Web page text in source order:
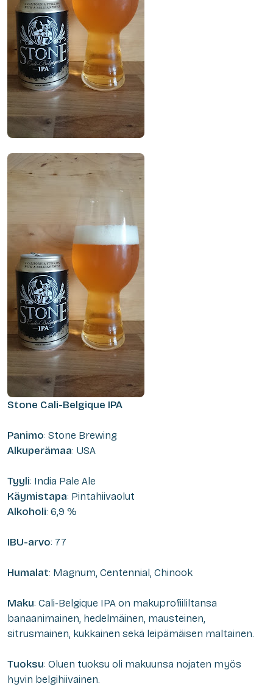
Stone Cali-Belgique IPA
Panimo: Stone Brewing
Alkuperämaa: USA
Tyyli: India Pale Ale
Käymistapa: Pintahiivaolut
Alkoholi: 6,9 %
IBU-arvo: 77
Humalat: Magnum, Centennial, Chinook
Maku: Cali-Belgique IPA on makuprofiililtansa
banaanimainen, hedelmäinen, mausteinen,
sitrusmainen, kukkainen sekä leipämäisen maltainen.
Tuoksu: Oluen tuoksu oli makuunsa nojaten myös
hyvin belgihiivainen.